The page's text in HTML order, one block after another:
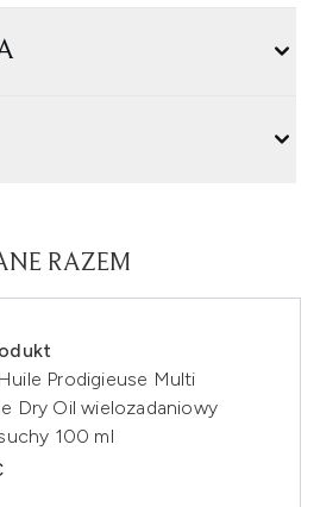
RAZEM
Prodigieuse Multi
Dry Oil wielozadaniowy
100 ml